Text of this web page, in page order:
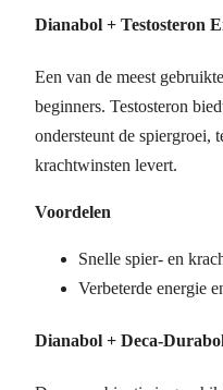
Dianabol + Testosteron
Een van de meest
beginners. Testosteron
ondersteunt de spiergroei,
krachtwinsten levert.
Voordelen
Snelle spier- en
Verbeterde energie
Dianabol + Deca-